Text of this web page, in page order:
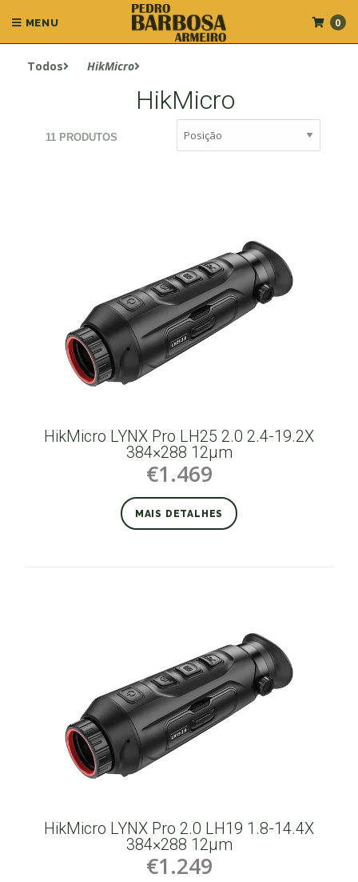
MENU 0
Todos HikMicro
HikMicro
11 PRODUTOS
HikMicro LYNX Pro LH25 2.0 2.4-19.2X
384×288 12µm
€1.469
MAIS DETALHES
HikMicro LYNX Pro 2.0 LH19 1.8-14.4X
384×288 12µm
€1.249